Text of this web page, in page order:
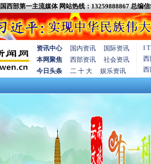
西部第一主流媒体 网站热线：13259888867 总编信
资讯中心 国内资讯
国际资讯
本网聚焦
西部资讯
社会资讯
今日头条
二 十 大 娱乐资讯
I
西
西